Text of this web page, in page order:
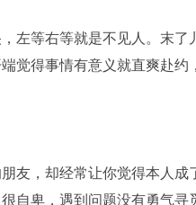
等右等就是不见人。末了
觉得事情有意义就直爽赴
，却经常让你觉得本人成
自卑，遇到问题没有勇气